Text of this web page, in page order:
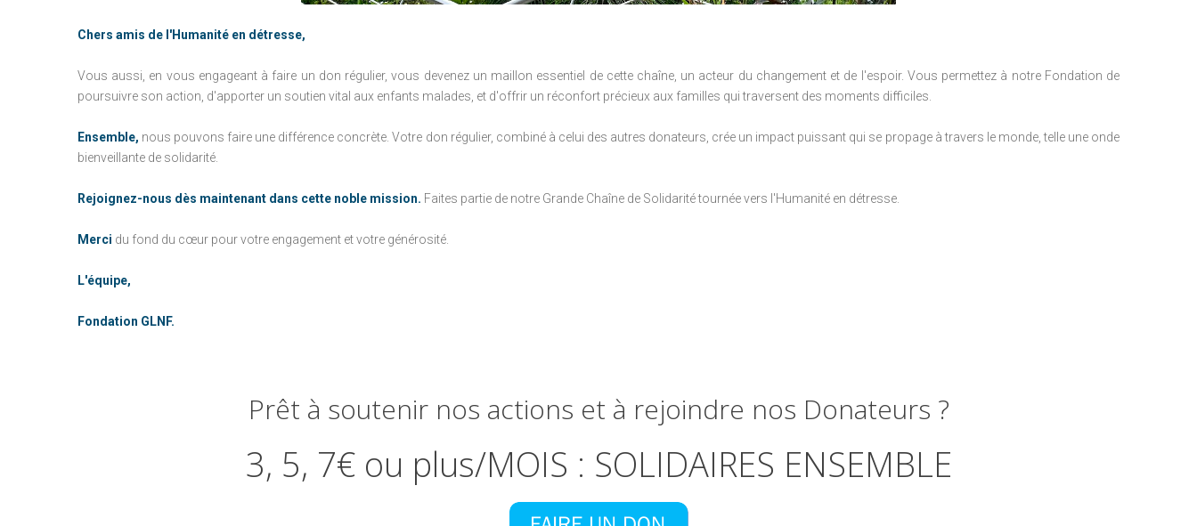
Chers amis de l'Humanité en détresse,
Vous aussi, en vous engageant à faire un don régulier, vous devenez un maillon essentiel de cette chaîne, un acteur du changement et de l'espoir. Vous permettez à notre Fondation de
poursuivre son action, d'apporter un soutien vital aux enfants malades, et d'offrir un réconfort précieux aux familles qui traversent des moments difficiles.
Ensemble, nous pouvons faire une différence concrète.Votre don régulier, combiné à celui des autres donateurs, crée un impact puissant qui se propage à travers le monde, telle une onde
bienveillante de solidarité.
Rejoignez-nous dès maintenant dans cette noble mission. Faites partie de notre Grande Chaîne de Solidarité tournée vers l'Humanité en détresse.
Merci du fond du cœur pour votre engagement et votre générosité.
L'équipe,
Fondation GLNF.
Prêt à soutenir nos actions et à rejoindre nos Donateurs ?
3, 5, 7€ ou plus/MOIS : SOLIDAIRES ENSEMBLE